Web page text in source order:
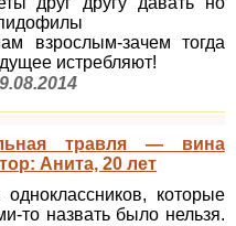
взрослым-зачем тогда
истребляют!
травля — вина
Анита, 20 лет
которые
то назвать было нельзя.